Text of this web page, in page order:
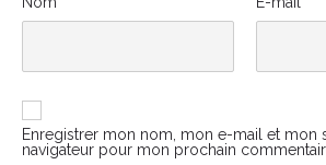
Enregistrer mon nom, mon e-mail et mon
navigateur pour mon prochain